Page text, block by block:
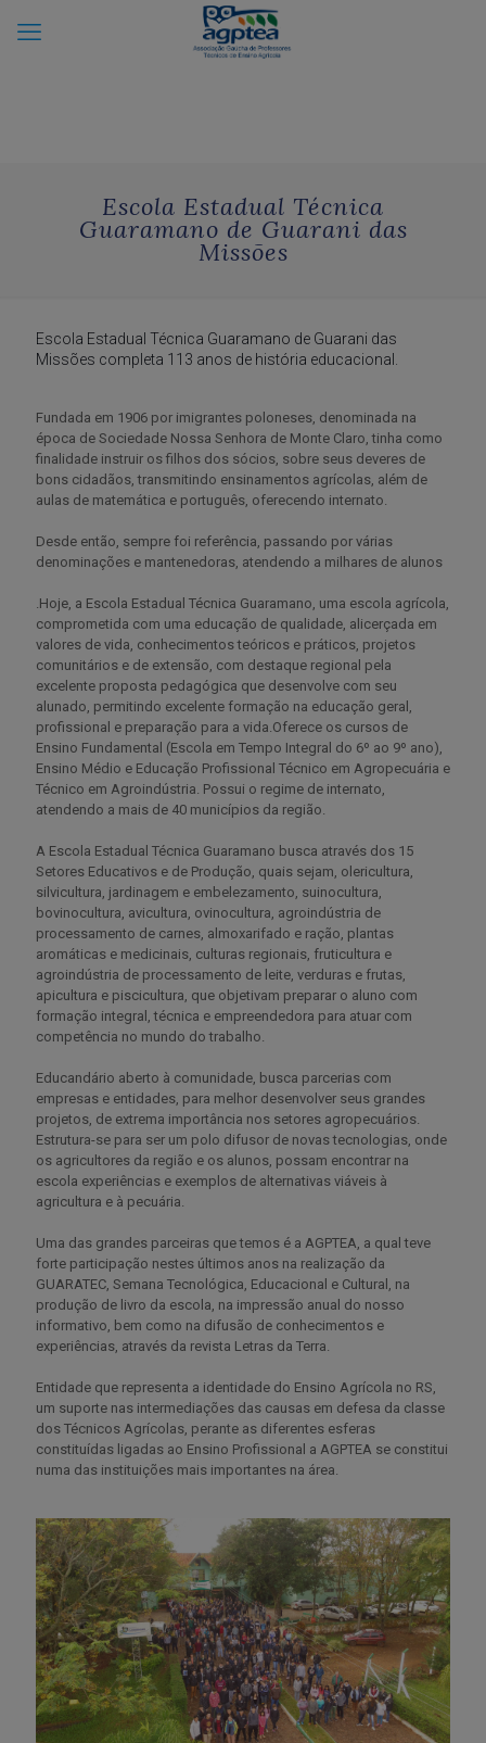
Escola Estadual Técnica
Guaramano de Guarani das
Missões
Escola Estadual Técnica Guaramano de Guarani das
Missões completa 113 anos de história educacional.
Fundada em 1906 por imigrantes poloneses, denominada na
época de Sociedade Nossa Senhora de Monte Claro, tinha como
finalidade instruir os filhos dos sócios, sobre seus deveres de
bons cidadãos, transmitindo ensinamentos agrícolas, além de
aulas de matemática e português, oferecendo internato.
Desde então, sempre foi referência, passando por várias
denominações e mantenedoras, atendendo a milhares de alunos
.Hoje, a Escola Estadual Técnica Guaramano, uma escola agrícola,
comprometida com uma educação de qualidade, alicerçada em
valores de vida, conhecimentos teóricos e práticos, projetos
comunitários e de extensão, com destaque regional pela
excelente proposta pedagógica que desenvolve com seu
alunado, permitindo excelente formação na educação geral,
profissional e preparação para a vida.Oferece os cursos de
Ensino Fundamental (Escola em Tempo Integral do 6º ao 9º ano),
Ensino Médio e Educação Profissional Técnico em Agropecuária e
Técnico em Agroindústria. Possui o regime de internato,
atendendo a mais de 40 municípios da região.
A Escola Estadual Técnica Guaramano busca através dos 15
Setores Educativos e de Produção, quais sejam, olericultura,
silvicultura, jardinagem e embelezamento, suinocultura,
bovinocultura, avicultura, ovinocultura, agroindústria de
processamento de carnes, almoxarifado e ração, plantas
aromáticas e medicinais, culturas regionais, fruticultura e
agroindústria de processamento de leite, verduras e frutas,
apicultura e piscicultura, que objetivam preparar o aluno com
formação integral, técnica e empreendedora para atuar com
competência no mundo do trabalho.
Educandário aberto à comunidade, busca parcerias com
empresas e entidades, para melhor desenvolver seus grandes
projetos, de extrema importância nos setores agropecuários.
Estrutura-se para ser um polo difusor de novas tecnologias, onde
os agricultores da região e os alunos, possam encontrar na
escola experiências e exemplos de alternativas viáveis à
agricultura e à pecuária.
Uma das grandes parceiras que temos é a AGPTEA, a qual teve
forte participação nestes últimos anos na realização da
GUARATEC, Semana Tecnológica, Educacional e Cultural, na
produção de livro da escola, na impressão anual do nosso
informativo, bem como na difusão de conhecimentos e
experiências, através da revista Letras da Terra.
Entidade que representa a identidade do Ensino Agrícola no RS,
um suporte nas intermediações das causas em defesa da classe
dos Técnicos Agrícolas, perante as diferentes esferas
constituídas ligadas ao Ensino Profissional a AGPTEA se constitui
numa das instituições mais importantes na área.